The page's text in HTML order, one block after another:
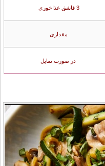
3 قاشق غذاخوری
مقداری
در صورت تمایل